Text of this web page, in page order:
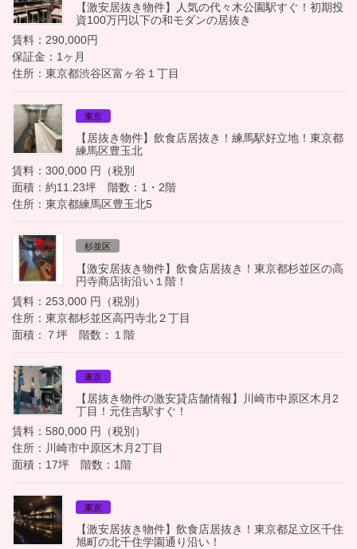
【激安居抜き物件】人気の代々木公園駅すぐ！初期投
資100万円以下の和モダンの居抜き
賃料：290,000円
保証金：1ヶ月
住所：東京都渋谷区富ヶ谷１丁目
東京
【居抜き物件】飲食店居抜き！練馬駅好立地！東京都
練馬区豊玉北
賃料：300,000 円（税別
面積：約11.23坪 階数：1・2階
住所：東京都練馬区豊玉北5
杉並区
【激安居抜き物件】飲食店居抜き！東京都杉並区の高
円寺商店街沿い１階！
賃料：253,000 円（税別）
住所：東京都杉並区高円寺北２丁目
面積：７坪 階数：１階
東京
【居抜き物件の激安貸店舗情報】川崎市中原区木月2
丁目！元住吉駅すぐ！
賃料：580,000 円（税別）
住所：川崎市中原区木月2丁目
面積：17坪 階数：1階
東京
【激安居抜き物件】飲食店居抜き！東京都足立区千住
旭町の北千住学園通り沿い！